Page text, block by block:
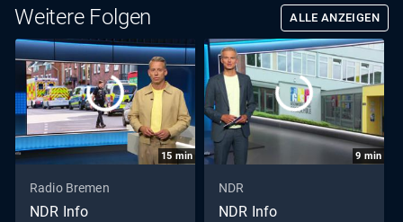
Weitere Folgen ALLE ANZEIGEN
15 min
Radio Bremen
NDR Info
9 min
NDR
NDR Info